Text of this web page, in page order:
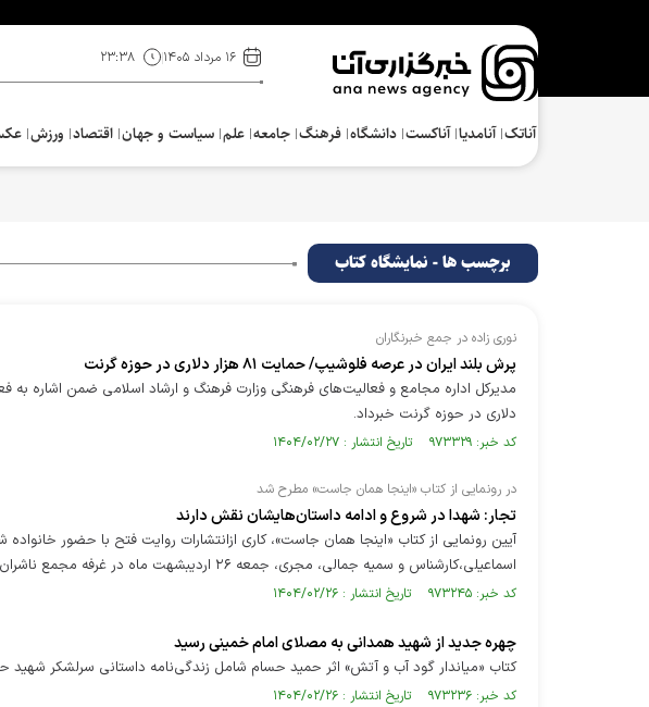
۱۶ مرداد ۱۴۰۵ ۲۳:۳۸
آناتک آنامدیا آناکست دانشگاه فرهنگ‌ جامعه علم سیاست و جهان اقتصاد ورزش
برچسب ها - نمایشگاه کتاب
نوری زاده در جمع خبرنگاران
پرش بلند ایران در عرصه فلوشیپ/ حمایت ۸۱ هزار دلاری در حوزه گرنت
دلاری در حوزه گرنت خبرداد.
کد خبر: ۹۷۳۳۲۹ تاریخ انتشار : ۱۴۰۴/۰۲/۲۷
در رونمایی از کتاب «اینجا همان جاست» مطرح شد
تجار: شهدا در شروع و ادامه داستان‌هایشان نقش‌ دارند
آیین رونمایی از کتاب «اینجا همان جاست»، کاری ازانتشارات روایت فتح با حضور
اسماعیلی،کارشناس و سمیه جمالی، مجری، جمعه ۲۶ اردیبشهت ماه در غرفه مجمع ناشران انقلاب اسلامی برگزار شد.
کد خبر: ۹۷۳۲۴۵ تاریخ انتشار : ۱۴۰۴/۰۲/۲۶
چهره جدید از شهید همدانی به مصلای امام خمینی رسید
کتاب «میاندار گود آب و آتش» اثر حمید حسام شامل زندگی‌نامه داستانی سرلشکر
کد خبر: ۹۷۳۲۳۶ تاریخ انتشار : ۱۴۰۴/۰۲/۲۶